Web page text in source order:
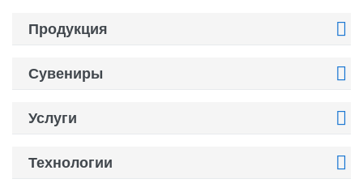
Продукция 
Сувениры 
Услуги 
Технологии 